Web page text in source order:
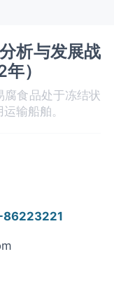
析与发展战
）
腐食品处于冻结状
输船舶。